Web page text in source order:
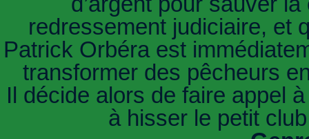
redressement judiciaire, et
Patrick Orbéra est
transformer des pêcheurs
Il décide alors de faire appel
à hisser le petit